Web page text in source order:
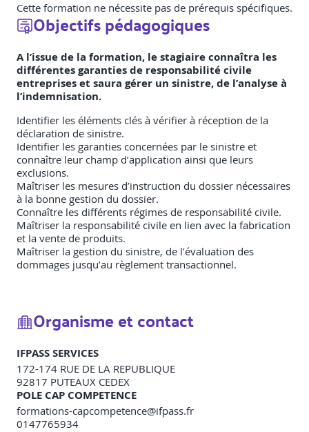
Cette formation ne nécessite pas de prérequis spécifiques.
Objectifs pédagogiques
A l’issue de la formation, le stagiaire connaîtra les
différentes garanties de responsabilité civile
entreprises et saura gérer un sinistre, de l’analyse à
l’indemnisation.
Identifier les éléments clés à vérifier à réception de la
déclaration de sinistre.
Identifier les garanties concernées par le sinistre et
connaître leur champ d’application ainsi que leurs
exclusions.
Maîtriser les mesures d’instruction du dossier nécessaires
à la bonne gestion du dossier.
Connaître les différents régimes de responsabilité civile.
Maîtriser la responsabilité civile en lien avec la fabrication
et la vente de produits.
Maîtriser la gestion du sinistre, de l’évaluation des
dommages jusqu’au règlement transactionnel.
Organisme et contact
IFPASS SERVICES
172-174 RUE DE LA REPUBLIQUE
92817 PUTEAUX CEDEX
POLE CAP COMPETENCE
formations-capcompetence@ifpass.fr
0147765934